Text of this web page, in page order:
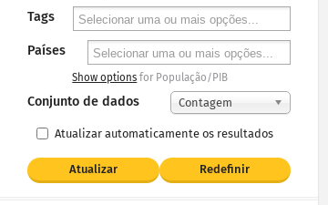
Tags
Países
Show options for População/PIB
Conjunto de dados Contagem
Atualizar automaticamente os resultados
Atualizar Redefinir